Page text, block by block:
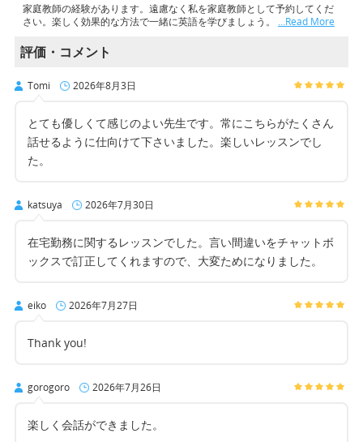
家庭教師の経験があります。遠慮なく私を家庭教師として予約してくだ
さい。楽しく効果的な方法で一緒に英語を学びましょう。 …Read More
評価・コメント
Tomi 2026年8月3日
とても優しくて感じのよい先生です。常にこちらがたくさん
話せるように仕向けて下さいました。楽しいレッスンでし
た。
katsuya 2026年7月30日
在宅勤務に関するレッスンでした。言い間違いをチャットボ
ックスで訂正してくれますので、大変ためになりました。
eiko 2026年7月27日
Thank you!
gorogoro 2026年7月26日
楽しく会話ができました。